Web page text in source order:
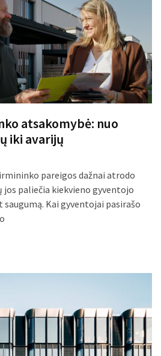
atsakomybė: nuo
iki avarijų
pareigos dažnai atrodo
paliečia kiekvieno gyventojo
Kai gyventojai pasirašo